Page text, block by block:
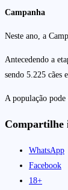
Campanha
Neste ano, a
Antecedendo a
sendo 5.225 cães
A população
Compartilhe
WhatsApp
Facebook
18+